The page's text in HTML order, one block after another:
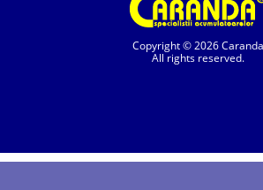
Copyright © 2026 Caranda
All rights reserved.